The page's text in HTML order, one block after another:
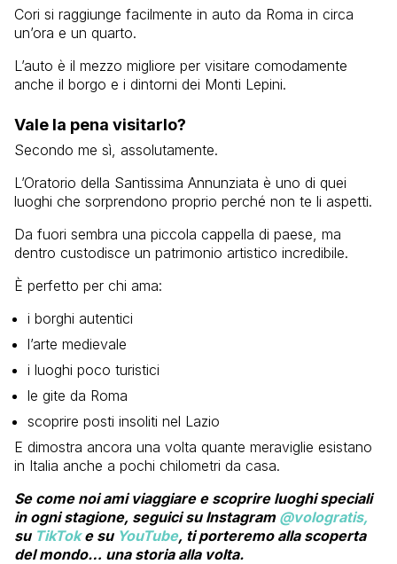
Cori si raggiunge facilmente in auto da Roma in circa
un’ora e un quarto.
L’auto è il mezzo migliore per visitare comodamente
anche il borgo e i dintorni dei Monti Lepini.
Vale la pena visitarlo?
Secondo me sì, assolutamente.
L’Oratorio della Santissima Annunziata è uno di quei
luoghi che sorprendono proprio perché non te li aspetti.
Da fuori sembra una piccola cappella di paese, ma
dentro custodisce un patrimonio artistico incredibile.
È perfetto per chi ama:
i borghi autentici
l’arte medievale
i luoghi poco turistici
le gite da Roma
scoprire posti insoliti nel Lazio
E dimostra ancora una volta quante meraviglie esistano
in Italia anche a pochi chilometri da casa.
Se come noi ami viaggiare e scoprire luoghi speciali
in ogni stagione, seguici su Instagram @vologratis,
su TikToke su YouTube, ti porteremo alla scoperta
del mondo… una storia alla volta.